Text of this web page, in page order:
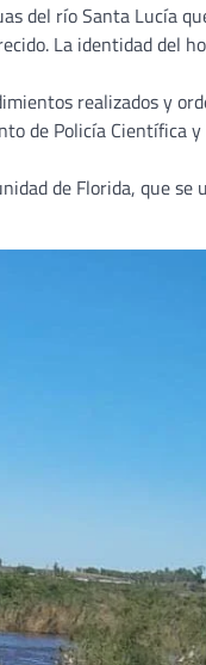
del río Santa Lucía
La identidad del
realizados y
de Policía Científica
de Florida, que